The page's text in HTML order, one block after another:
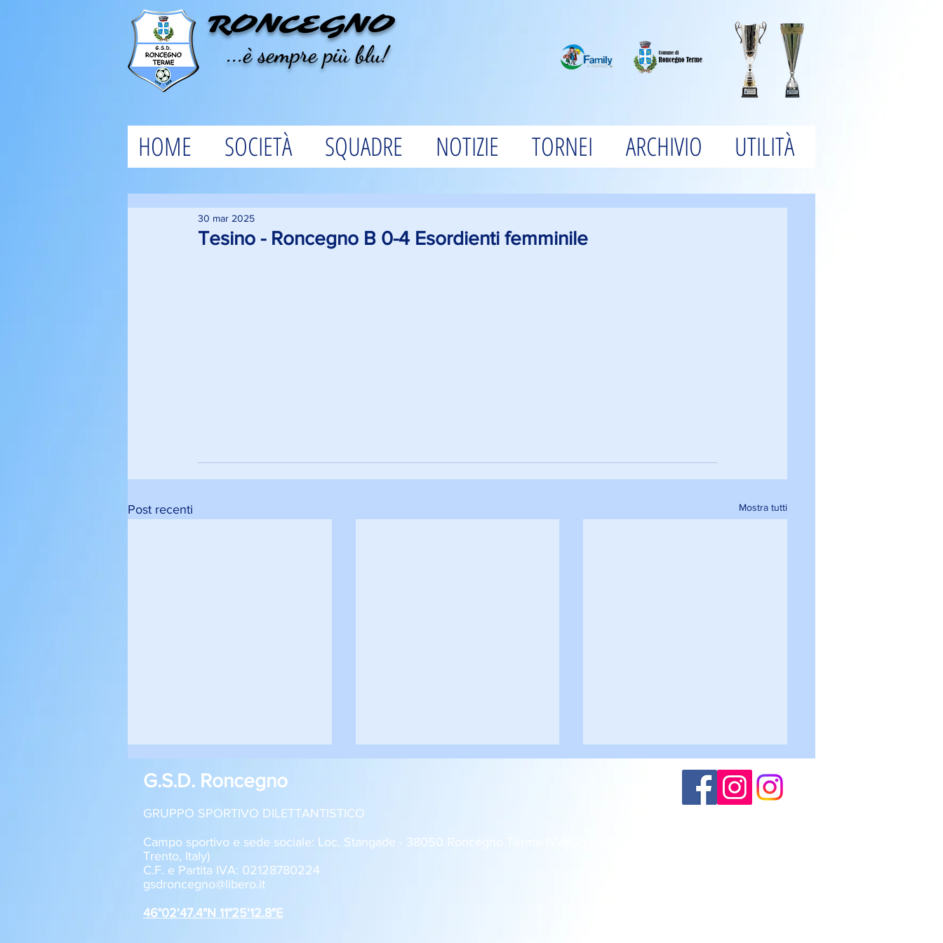
RONCEGNO
...è sempre più blu!
HOME SOCIETÀ SQUADRE NOTIZIE TORNEI ARCHIVIO UTILITÀ
Tesino - Roncegno B 0-4 Esordienti femminile
30 mar 2025
Post recenti Mostra tutti
Roncegno - Aquila Trento 1-2
Allievi U17
G.S.D. Roncegno
GRUPPO SPORTIVO DILETTANTISTICO
Campo sportivo e sede sociale: Loc. Stangade - 38050 Roncegno Terme (Valsugana,
Trento, Italy)
C.F. e Partita IVA: 02128780224
gsdroncegno@libero.it
46°02'47.4"N 11°25'12.8"E